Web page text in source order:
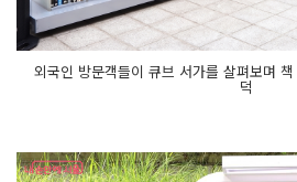
외국인 방문객들이 큐브 서가를 살펴보며
덕